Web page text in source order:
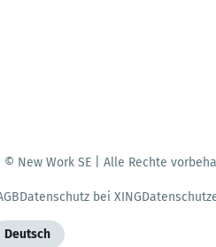
© New Work SE | Alle Rechte
Datenschutz bei XING
Deutsch